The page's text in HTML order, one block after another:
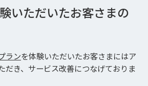
いただいたお客さまの
ランを体験いただいたお客さまにはア
だき、サービス改善につなげておりま